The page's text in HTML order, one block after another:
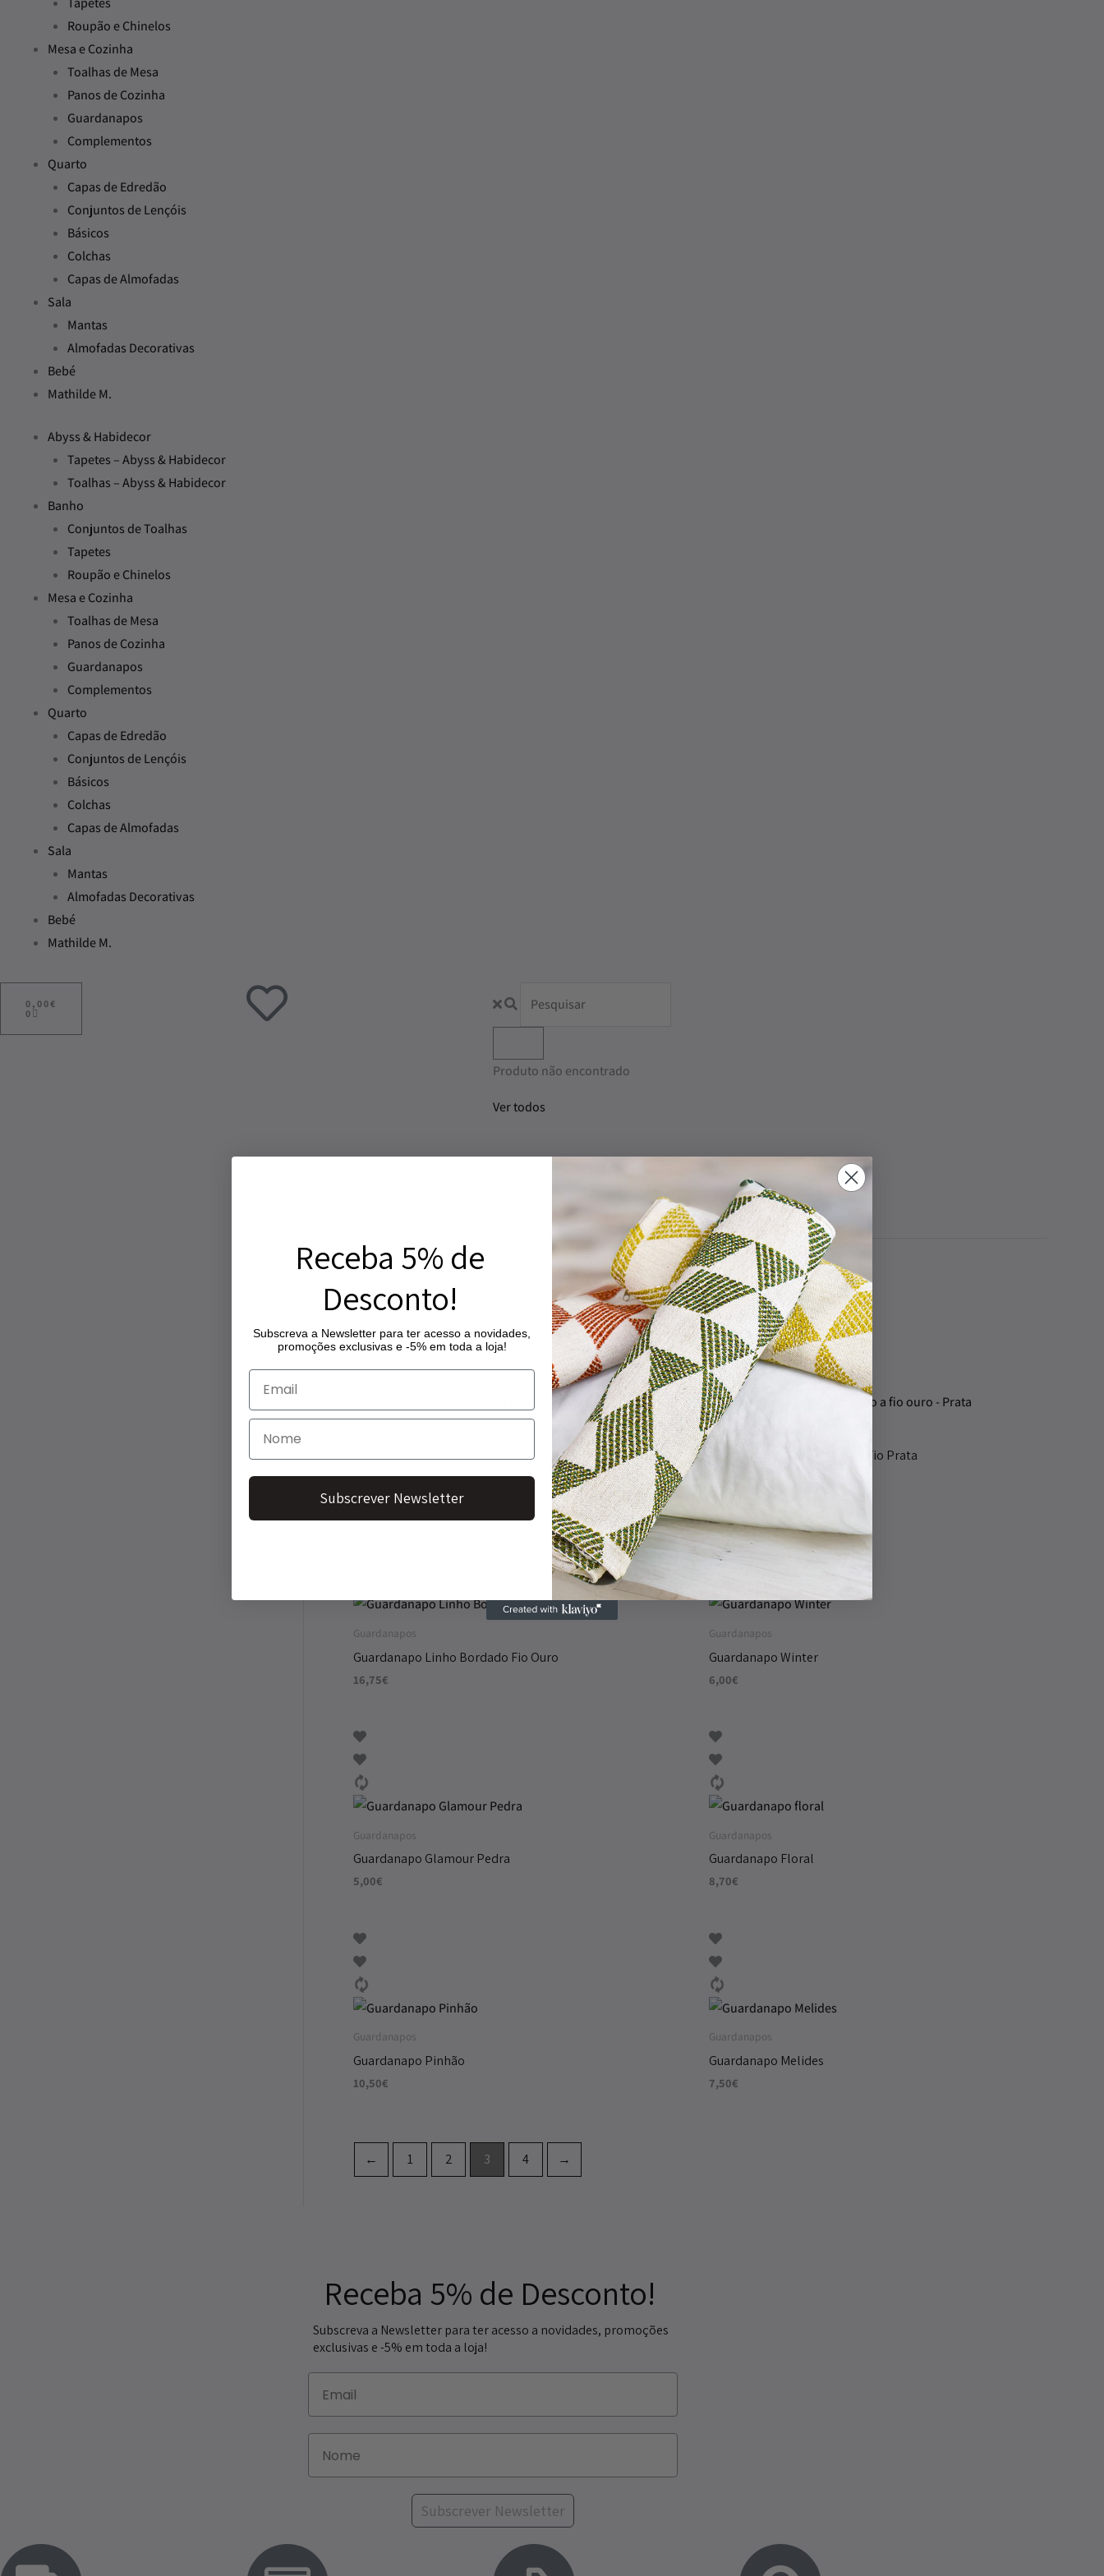
Roupão e Chinelos
Mesa e Cozinha
Toalhas de Mesa
Panos de Cozinha
Guardanapos
Complementos
Quarto
Capas de Edredão
Conjuntos de Lençóis
Básicos
Colchas
Capas de Almofadas
Sala
Mantas
Almofadas Decorativas
Bebé
Mathilde M.
Abyss & Habidecor
Tapetes – Abyss & Habidecor
Toalhas – Abyss & Habidecor
Banho
Conjuntos de Toalhas
Tapetes
Roupão e Chinelos
Mesa e Cozinha
Toalhas de Mesa
Panos de Cozinha
Guardanapos
Complementos
Quarto
Capas de Edredão
Conjuntos de Lençóis
Básicos
Colchas
Capas de Almofadas
Sala
Mantas
Almofadas Decorativas
Bebé
Mathilde M.
0,00€
0
ADICIONAR
CARRINHO
Produto não encontrado
Ver todos
Guardanapo Verde Meio Linho com Ajour
13,25€
Guardanapos
Guardanapo Linho Bordado Fio Prata
Guardanapos
Guardanapo Linho Bordado Fio Ouro
16,75€
Guardanapos
Guardanapo Winter
6,00€
Guardanapos
Guardanapo Glamour Pedra
5,00€
Guardanapos
Guardanapo Floral
8,70€
Guardanapos
Guardanapo Pinhão
10,50€
Guardanapos
Guardanapo Melides
7,50€
← 1 2 3 4 →
Receba 5% de Desconto!
Subscreva a Newsletter para ter acesso a novidades, promoções
exclusivas e -5% em toda a loja!
Subscrever Newsletter
Receba 5% de
Desconto!
Subscreva a Newsletter para ter acesso a novidades,
promoções exclusivas e -5% em toda a loja!
Subscrever Newsletter